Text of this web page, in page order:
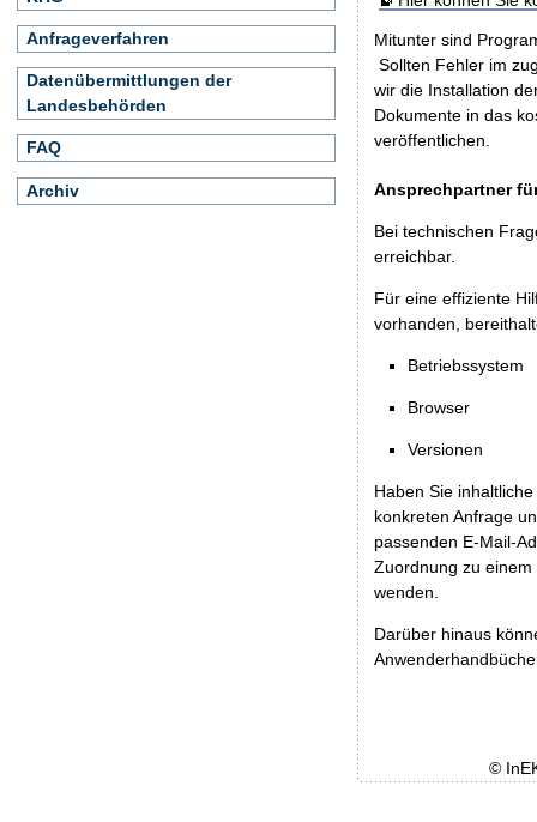
Mitunter sind
Sollten Fehler im
wir die Installation
Dokumente in das
veröffentlichen.
Ansprechpartner
Bei technischen
erreichbar.
Für eine effiziente
vorhanden,
Betriebssystem
Browser
Versionen
Haben Sie
konkreten Anfrage
passenden E-Mail-
Zuordnung zu
wenden.
Darüber hinaus
Anfrageverfahren
Datenübermittlungen der
Landesbehörden
FAQ
Archiv
©